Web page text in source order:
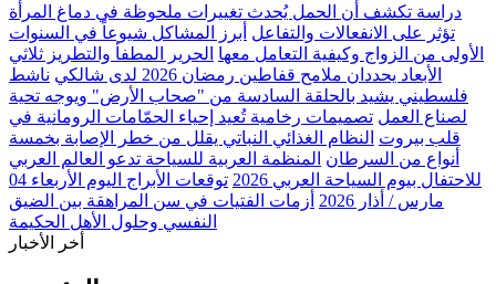
دراسة تكشف أن الحمل يُحدث تغييرات ملحوظة في دماغ المرأة
تؤثر على الانفعالات والتفاعل أبرز المشاكل شيوعاً في السنوات
الأولى من الزواج وكيفية التعامل معها الحرير المطفأ والتطريز ثلاثي
الأبعاد يحددان ملامح قفاطين رمضان 2026 لدى شالكي
ناشط
فلسطيني يشيد بالحلقة السادسة من "صحاب الأرض" ويوجه تحية
لصناع العمل تصميمات رخامية تُعيد إحياء الحمّامات الرومانية في
قلب بيروت النظام الغذائي النباتي يقلل من خطر الإصابة بخمسة
أنواع من السرطان المنظمة العربية للسياحة تدعو العالم العربي
للاحتفال بيوم السياحة العربي 2026
توقعات الأبراج اليوم الأربعاء 04
مارس / أذار 2026
أزمات الفتيات في سن المراهقة بين الضيق
النفسي وحلول الأهل الحكيمة
أخر الأخبار